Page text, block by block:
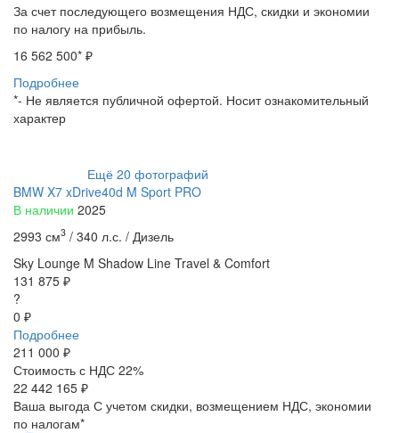
За счет последующего возмещения НДС, скидки и экономии
по налогу на прибыль.
16 562 500* ₽
Подробнее
*- Не является публичной офертой. Носит ознакомительный
характер
Ещё 20 фотографий
BMW X7 xDrive40d M Sport PRO
В наличии 2025
2993 см3 / 340 л.с. / Дизель
Sky Lounge M Shadow Line Travel & Comfort
131 875 ₽
?
0 ₽
Подробнее
211 000 ₽
Стоимость с НДС 22%
22 442 165 ₽
Ваша выгода С учетом скидки, возмещением НДС, экономии
по налогам*